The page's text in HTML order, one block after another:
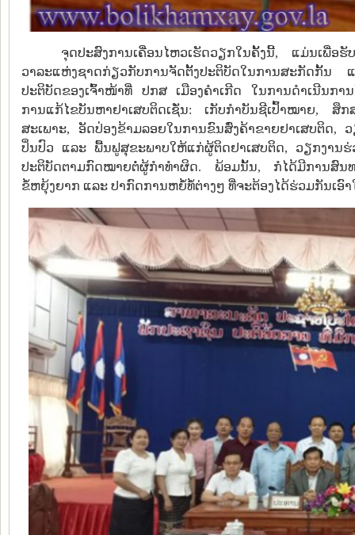
ຈຸດປະສົງການເຄື່ອນໄຫວເຮັດວຽກໃນຄັ້ງນີ້, ແມ່ນເພື່ອ
ວາລະແຫ່ງຊາດກ່ຽວກັບການຈັດຕັ້ງປະຕິບັດໃນການສະກັດກັ້ນ
ປະຕິບັດຂອງເຈົ້າໜ້າທີ່ ປກສ ເມືອງຄຳເກີດ ໃນການດຳເນີນກາ
ການແກ້ໄຂບັນຫາຢາເສບຕິດເຊັ່ນ: ເກັບກຳບັນຊີເປົ້າໝາຍ, ສຶ
ສະເພາະ, ອັດປ່ອງຂ້າມລອຍໃນການຂົນສົ່ງຄ້າຂາຍຢາເສບຕິດ
ປິ່ນປົວ ແລະ ພື້ນຟູສຸຂະພາບໃຫ້ແກ່ຜູ້ຕິດຢາເສບຕິດ, ວຽກງານ
ປະຕິບັດຕາມກົດໝາຍຕໍ່ຜູ້ກຳທໍາຜິດ. ພ້ອມນັ້ນ, ກໍໄດ້ມີການສົນ
ຂໍ້ຫຍຸ້ງຍາກ ແລະ ປາກົດການຫຍໍ້ທໍ້ຕ່າງໆ ທີ່ຈະຕ້ອງໄດ້ຮ່ວມກັນເອົາ